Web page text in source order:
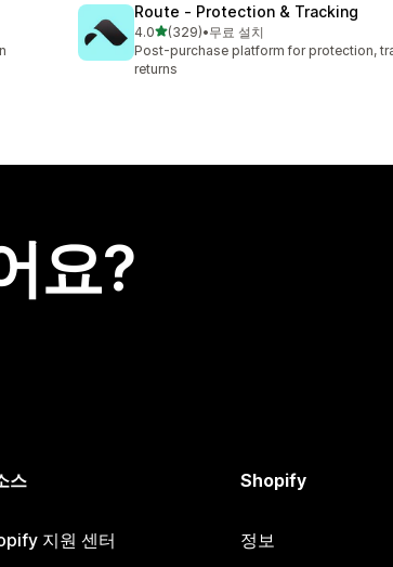
Route ‑ Protection & Tracking
4.0별 5개 중
(329)
총 리뷰 329개
•무료 설치
Post-purchase platform for protection,
returns
요?
스
지원 센터
Shopify
정보